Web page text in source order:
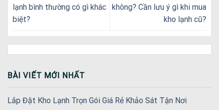
lạnh bình thường có gì khác
biệt?
không? Cần lưu ý gì khi mua
kho lạnh cũ?
BÀI VIẾT MỚI NHẤT
Lắp Đặt Kho Lạnh Trọn Gói Giá Rẻ Khảo Sát Tận Nơi